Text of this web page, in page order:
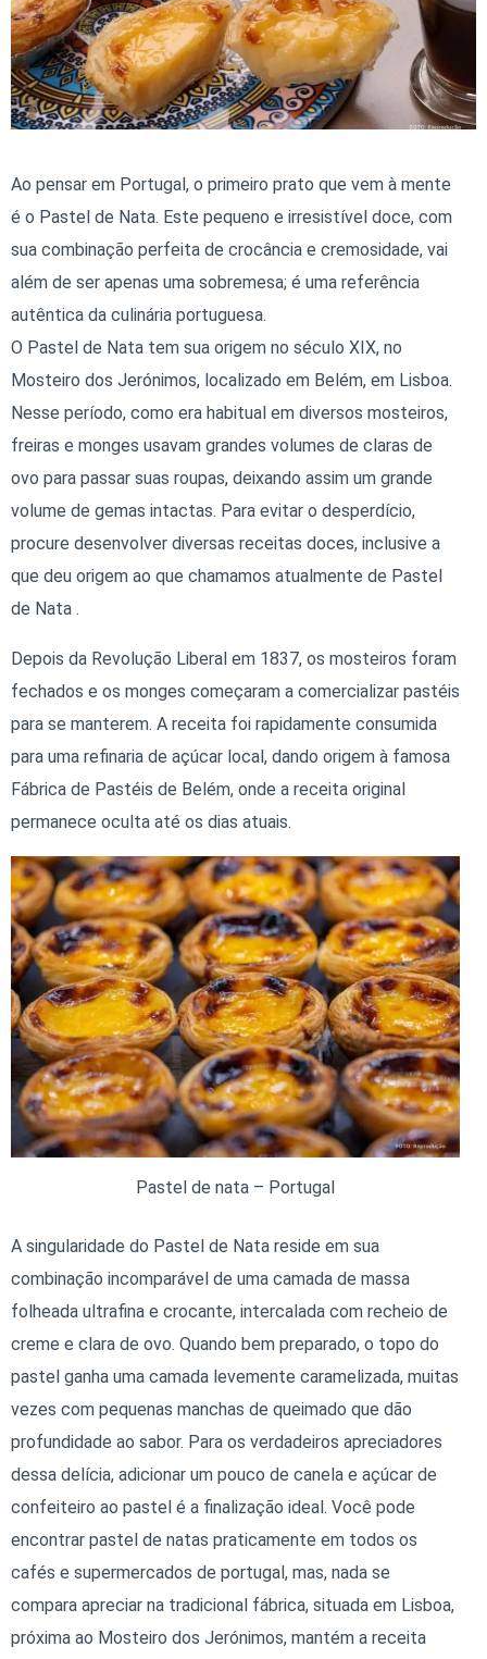
Ao pensar em Portugal, o primeiro prato que vem à mente
é o Pastel de Nata. Este pequeno e irresistível doce, com
sua combinação perfeita de crocância e cremosidade, vai
além de ser apenas uma sobremesa; é uma referência
autêntica da culinária portuguesa.
O Pastel de Nata tem sua origem no século XIX, no
Mosteiro dos Jerónimos, localizado em Belém, em Lisboa.
Nesse período, como era habitual em diversos mosteiros,
freiras e monges usavam grandes volumes de claras de
ovo para passar suas roupas, deixando assim um grande
volume de gemas intactas. Para evitar o desperdício,
procure desenvolver diversas receitas doces, inclusive a
que deu origem ao que chamamos atualmente de Pastel
de Nata .
Depois da Revolução Liberal em 1837, os mosteiros foram
fechados e os monges começaram a comercializar pastéis
para se manterem. A receita foi rapidamente consumida
para uma refinaria de açúcar local, dando origem à famosa
Fábrica de Pastéis de Belém, onde a receita original
permanece oculta até os dias atuais.
Pastel de nata – Portugal
A singularidade do Pastel de Nata reside em sua
combinação incomparável de uma camada de massa
folheada ultrafina e crocante, intercalada com recheio de
creme e clara de ovo. Quando bem preparado, o topo do
pastel ganha uma camada levemente caramelizada, muitas
vezes com pequenas manchas de queimado que dão
profundidade ao sabor. Para os verdadeiros apreciadores
dessa delícia, adicionar um pouco de canela e açúcar de
confeiteiro ao pastel é a finalização ideal. Você pode
encontrar pastel de natas praticamente em todos os
cafés e supermercados de portugal, mas, nada se
compara apreciar na tradicional fábrica, situada em Lisboa,
próxima ao Mosteiro dos Jerónimos, mantém a receita